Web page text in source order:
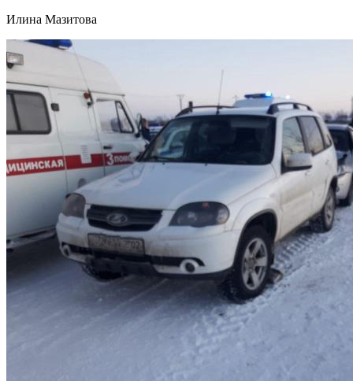
Илина Мазитова